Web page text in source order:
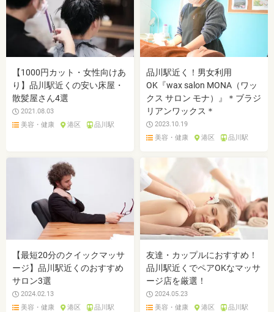
【1000円カット・女性向けあ
り】品川駅近くの安い床屋・
散髪屋さん4選
2021.08.03
美容・健康
港区 品川駅
品川駅近く！男女利用
OK『wax salon MONA（ワッ
クス サロン モナ）』＊ブラジ
リアンワックス＊
2023.10.19
美容・健康
港区 品川駅
【最短20分のクイックマッサ
ージ】品川駅近くのおすすめ
サロン3選
2024.02.13
美容・健康
港区 品川駅
友達・カップルにおすすめ！
品川駅近くでペアOKなマッサ
ージ店を厳選！
2024.05.23
美容・健康
港区 品川駅